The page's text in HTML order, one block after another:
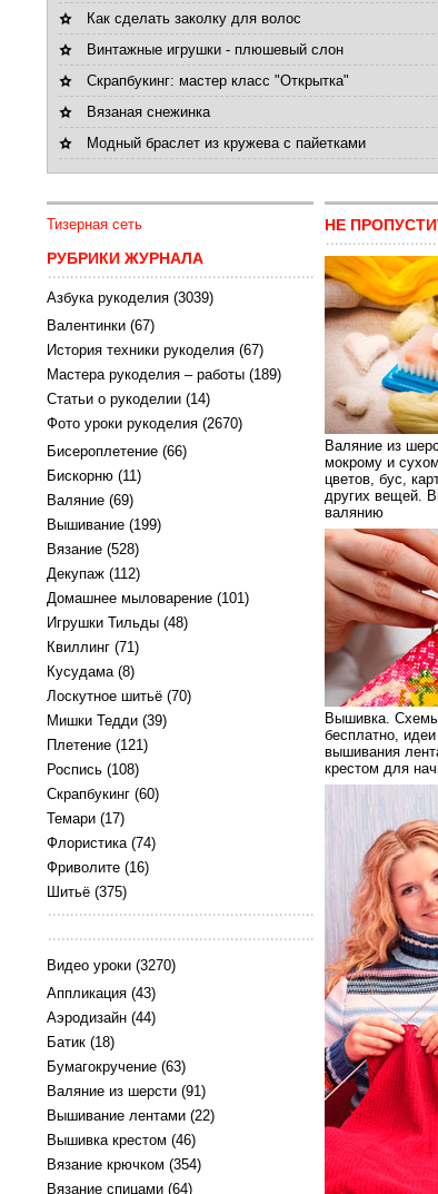
Как сделать заколку для волос
Винтажные игрушки - плюшевый слон
Скрапбукинг: мастер класс "Открытка"
Вязаная снежинка
Модный браслет из кружева с пайетками
Тизерная сеть
РУБРИКИ ЖУРНАЛА
Азбука рукоделия (3039)
Валентинки (67)
История техники рукоделия (67)
Мастера рукоделия – работы (189)
Статьи о рукоделии (14)
Фото уроки рукоделия (2670)
Бисероплетение (66)
Бискорню (11)
Валяние (69)
Вышивание (199)
Вязание (528)
Декупаж (112)
Домашнее мыловарение (101)
Игрушки Тильды (48)
Квиллинг (71)
Кусудама(8)
Лоскутное шитьё (70)
Мишки Тедди (39)
Плетение (121)
Роспись (108)
Скрапбукинг (60)
Темари (17)
Флористика(74)
Фриволите (16)
Шитьё (375)
Видео уроки (3270)
Аппликация (43)
Аэродизайн (44)
Батик (18)
Бумагокручение (63)
Валяние из шерсти (91)
Вышивание лентами (22)
Вышивка крестом (46)
Вязание крючком (354)
Вязание спицами (64)
НЕ
Валяние из
мокрому и
цветов, бус,
других вещей.
валянию
Вышивка.
бесплатно,
вышивания
крестом для